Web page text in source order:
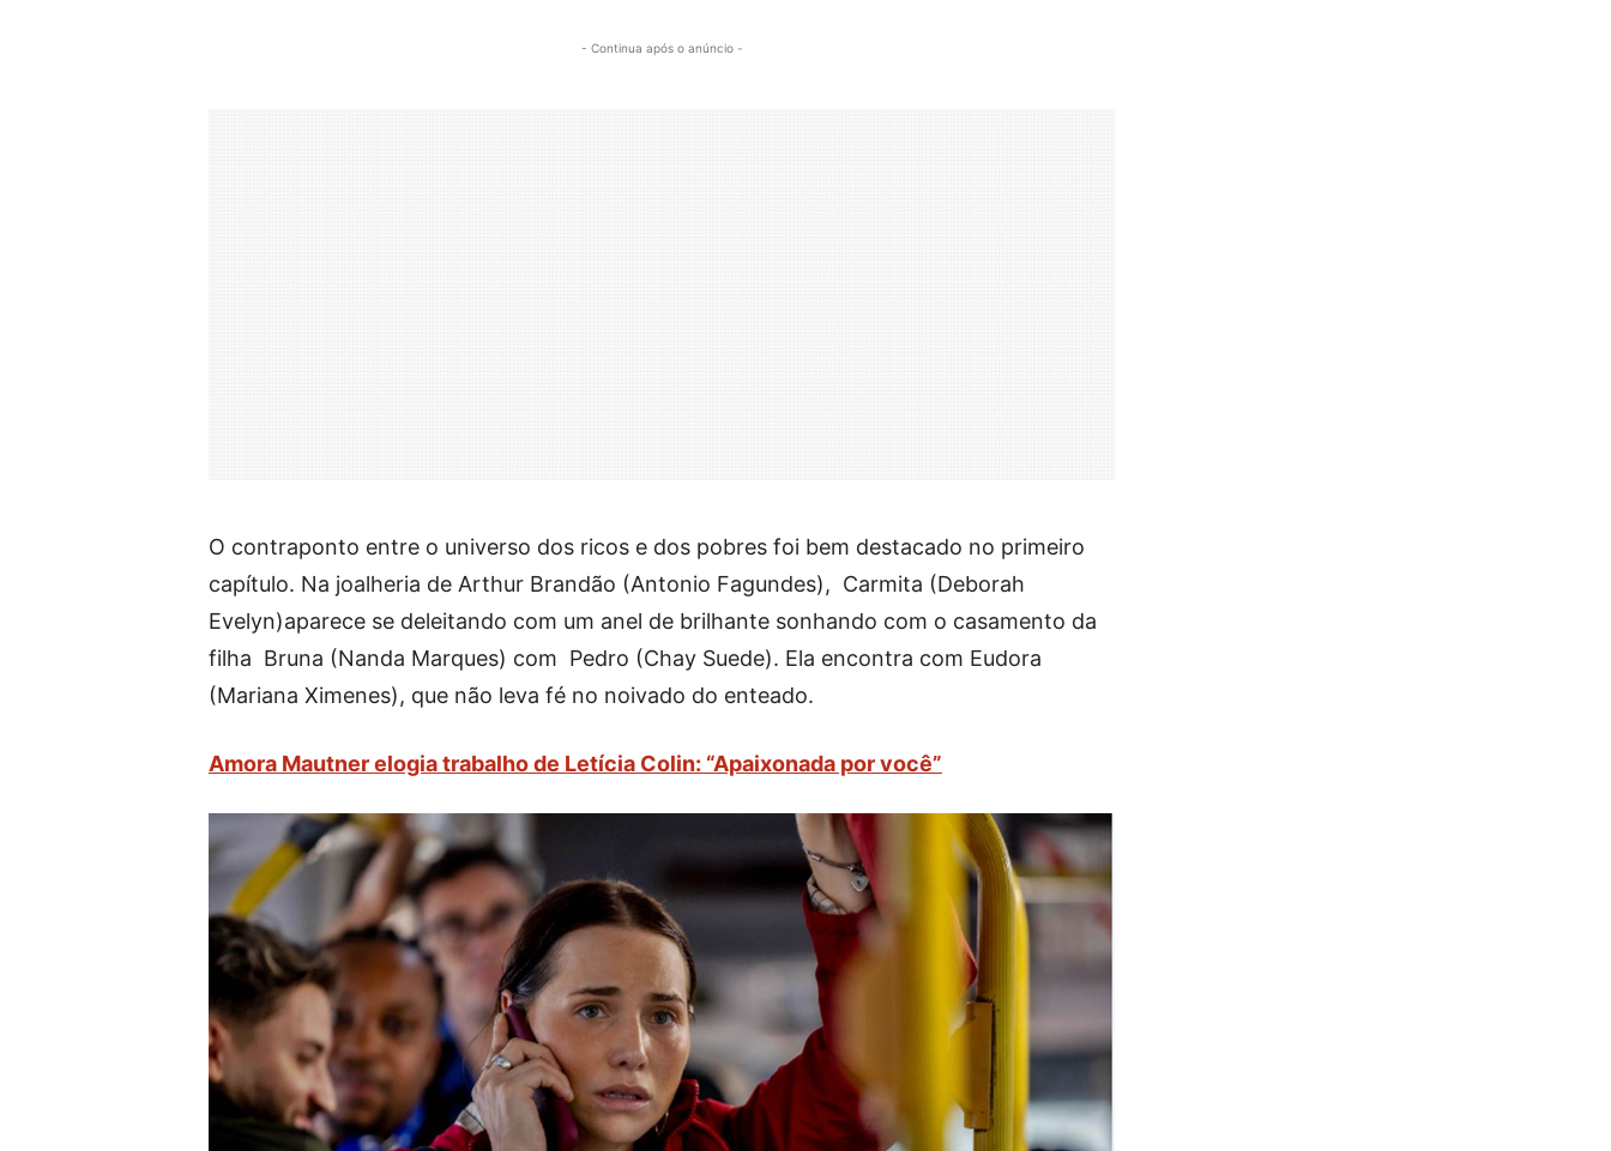
- Continua após o anúncio -
O contraponto entre o universo dos ricos e dos pobres foi bem destacado no primeiro
capítulo. Na joalheria de Arthur Brandão (Antonio Fagundes), Carmita (Deborah
Evelyn)aparece se deleitando com um anel de brilhante sonhando com o casamento da
filha Bruna (Nanda Marques) com Pedro (Chay Suede). Ela encontra com Eudora
(Mariana Ximenes), que não leva fé no noivado do enteado.
Amora Mautner elogia trabalho de Letícia Colin: “Apaixonada por você”